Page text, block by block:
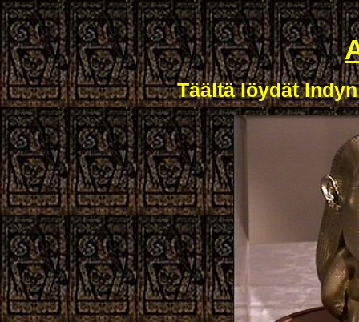
Täältä löydät